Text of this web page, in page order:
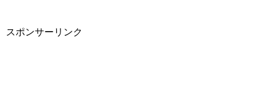
スポンサーリンク